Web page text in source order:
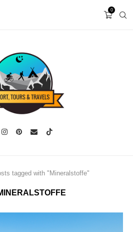
0
tagged with "Mineralstoffe"